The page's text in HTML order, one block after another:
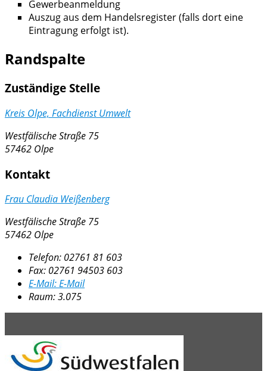
Gewerbeanmeldung
Auszug aus dem Handelsregister (falls dort eine
Eintragung erfolgt ist).
Randspalte
Zuständige Stelle
Kreis Olpe, Fachdienst Umwelt
Westfälische Straße 75
57462 Olpe
Kontakt
Frau Claudia Weißenberg
Westfälische Straße 75
57462 Olpe
Telefon: 02761 81 603
Fax: 02761 94503 603
E-Mail:E-Mail
Raum: 3.075